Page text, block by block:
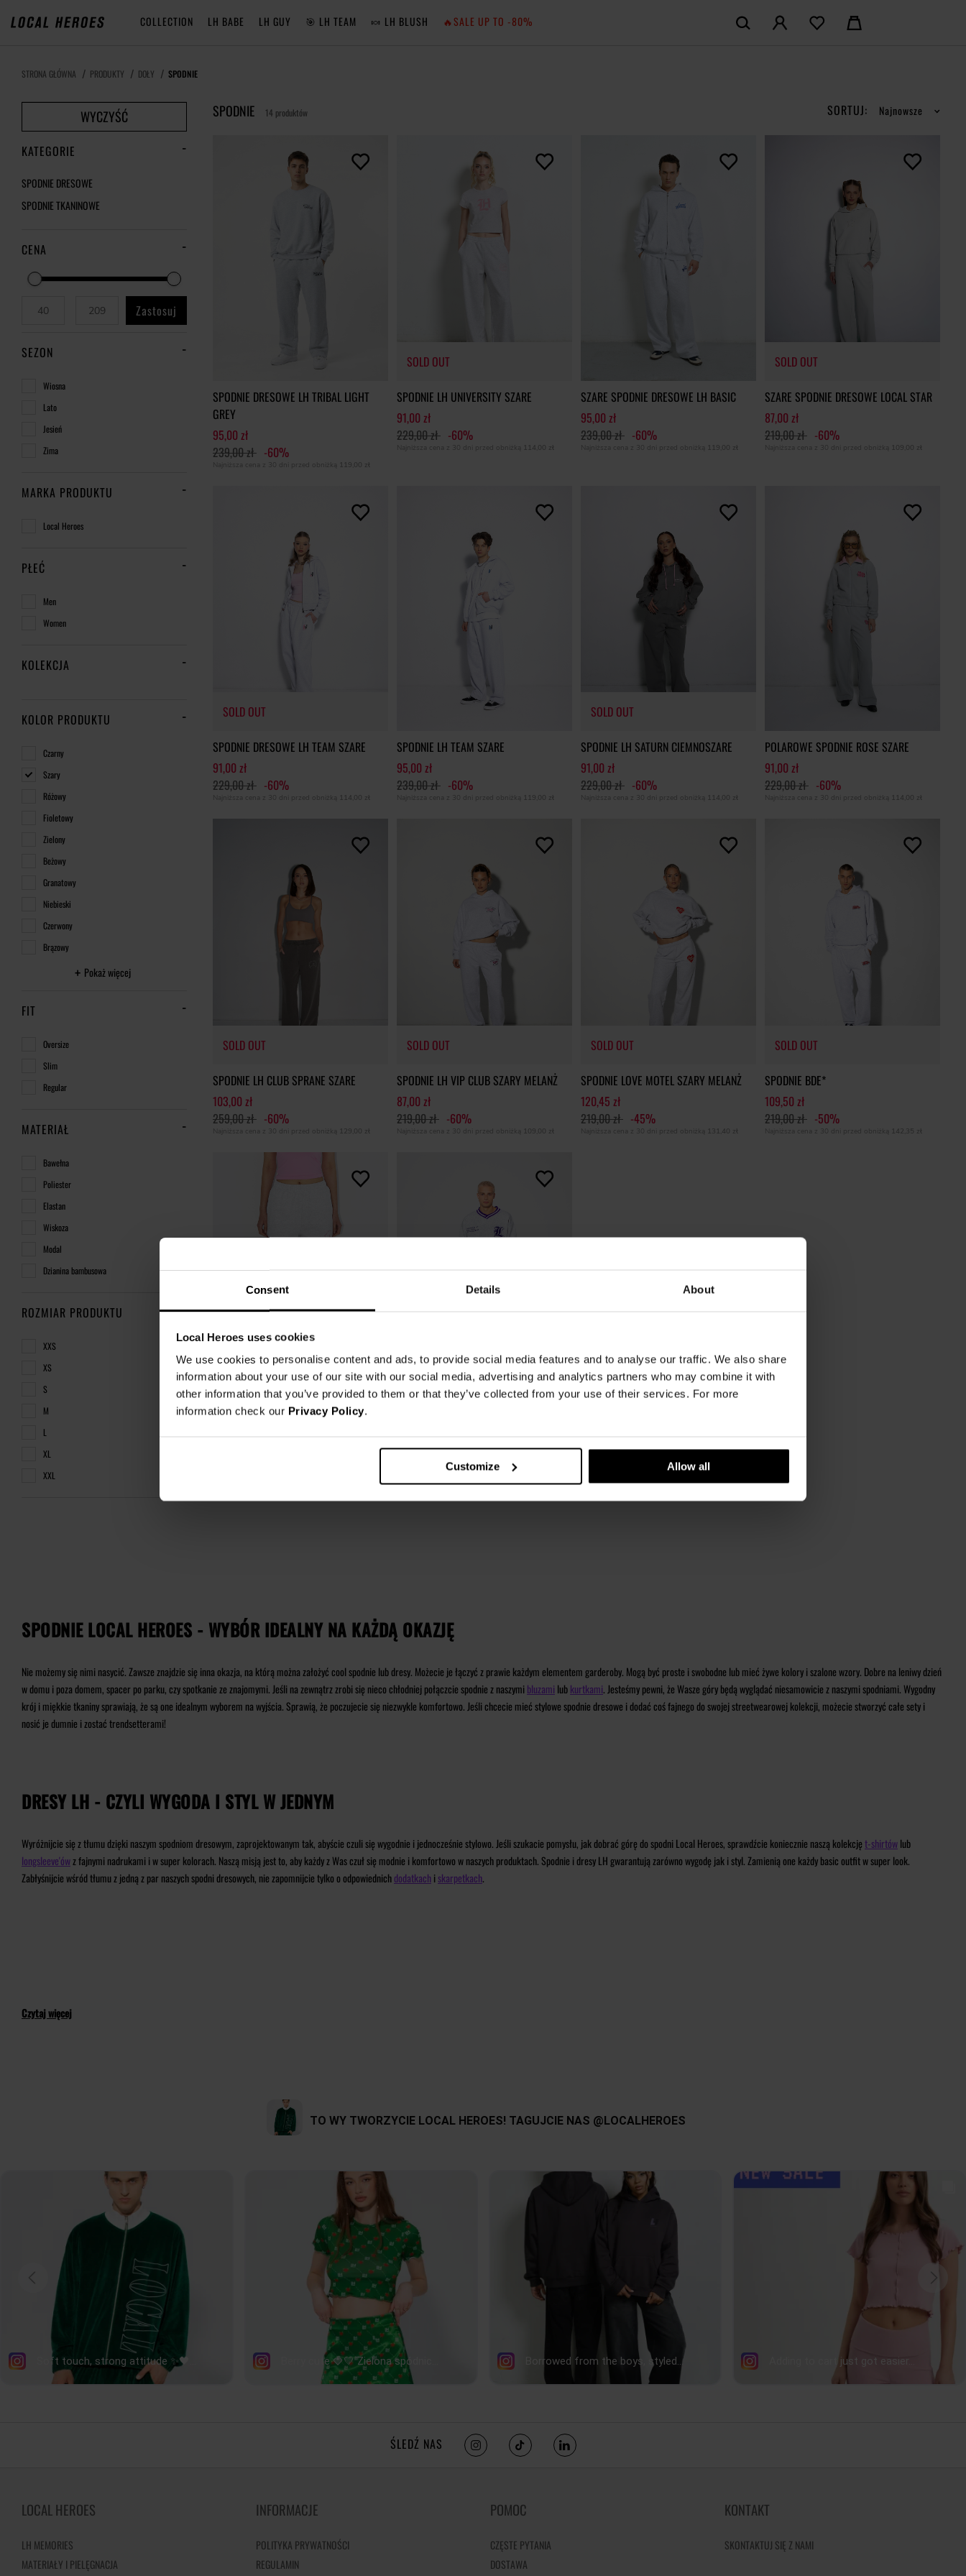
Consent Details About
Local Heroes uses cookies
We use cookies to personalise content and ads, to provide social media features and to analyse our traffic. We also share
information about your use of our site with our social media, advertising and analytics partners who may combine it with
other information that you’ve provided to them or that they’ve collected from your use of their services. For more
information check our Privacy Policy.
Customize Allow all
COLLECTION LH BABE LH GUY 🎯 LH TEAM 🍬 LH BLUSH 🔥SALE UP TO -80%
NIE MAM KONTA
ZAŁÓŻ KONTO
STRONA GŁÓWNA PRODUKTY DOŁY SPODNIE
WYCZYŚĆ
KATEGORIE
SPODNIE DRESOWE
SPODNIE TKANINOWE
CENA
Zastosuj
SEZON
Wiosna
Lato
Jesień
Zima
MARKA PRODUKTU
Local Heroes
PŁEĆ
Men
Women
KOLEKCJA
KOLOR PRODUKTU
Czarny
Szary
Różowy
Fioletowy
Zielony
Beżowy
Granatowy
Niebieski
Czerwony
Brązowy
Pokaż więcej
FIT
Oversize
Slim
Regular
MATERIAŁ
Bawełna
Poliester
Elastan
Wiskoza
Modal
Dzianina bambusowa
ROZMIAR PRODUKTU
XXS
XS
S
M
L
XL
XXL
SPODNIE 14 produktów SORTUJ: Najnowsze
SPODNIE DRESOWE LH TRIBAL LIGHT
GREY
95,00 zł
239,00 zł -60%
Najniższa cena z 30 dni przed obniżką 119,00 zł
SOLD OUT
SOLD OUT
SPODNIE LH UNIVERSITY SZARE
91,00 zł
229,00 zł -60%
Najniższa cena z 30 dni przed obniżką 114,00 zł
SZARE SPODNIE DRESOWE LH BASIC
95,00 zł
239,00 zł -60%
Najniższa cena z 30 dni przed obniżką 119,00 zł
SOLD OUT
SOLD OUT
SZARE SPODNIE DRESOWE LOCAL STAR
87,00 zł
219,00 zł -60%
Najniższa cena z 30 dni przed obniżką 109,00 zł
SOLD OUT
SOLD OUT
SPODNIE DRESOWE LH TEAM SZARE
91,00 zł
229,00 zł -60%
Najniższa cena z 30 dni przed obniżką 114,00 zł
SPODNIE LH TEAM SZARE
95,00 zł
239,00 zł -60%
Najniższa cena z 30 dni przed obniżką 119,00 zł
SOLD OUT
SOLD OUT
SPODNIE LH SATURN CIEMNOSZARE
91,00 zł
229,00 zł -60%
Najniższa cena z 30 dni przed obniżką 114,00 zł
POLAROWE SPODNIE ROSE SZARE
91,00 zł
229,00 zł -60%
Najniższa cena z 30 dni przed obniżką 114,00 zł
SOLD OUT
SPODNIE LH CLUB SPRANE SZARE
103,00 zł
259,00 zł -60%
Najniższa cena z 30 dni przed obniżką 129,00 zł
SOLD OUT
SOLD OUT
SPODNIE LH VIP CLUB SZARY MELANŻ
87,00 zł
219,00 zł -60%
Najniższa cena z 30 dni przed obniżką 109,00 zł
SOLD OUT
SOLD OUT
SPODNIE LOVE MOTEL SZARY MELANŻ
120,45 zł
219,00 zł -45%
Najniższa cena z 30 dni przed obniżką 131,40 zł
SOLD OUT
SOLD OUT
SPODNIE BDE*
109,50 zł
219,00 zł -50%
Najniższa cena z 30 dni przed obniżką 142,35 zł
SOLD OUT
SPODNIE LH CLUB SZARY MELANŻ
249,00 zł -77%
Najniższa cena z 30 dni przed obniżką
SPODNIE LOCAL HEROES - WYBÓR IDEALNY NA KAŻDĄ OKAZJĘ
Nie możemy się nimi nasycić. Zawsze znajdzie się inna okazja, na którą można założyć cool spodnie lub dresy. Możecie je łączyć z prawie każdym elementem garderoby. Mogą być proste i swobodne lub mieć żywe kolory i szalone wzory. Dobre na leniwy dzień
w domu i poza domem, spacer po parku, czy spotkanie ze znajomymi. Jeśli na zewnątrz zrobi się nieco chłodniej połączcie spodnie z naszymi bluzami lubkurtkami. Jesteśmy pewni, że Wasze góry będą wyglądać niesamowicie z naszymi spodniami. Wygodny
krój i miękkie tkaniny sprawiają, że są one idealnym wyborem na wyjścia. Sprawią, że poczujecie się niezwykle komfortowo. Jeśli chcecie mieć stylowe spodnie dresowe i dodać coś fajnego do swojej streetwearowej kolekcji, możecie stworzyć całe sety i
nosić je dumnie i zostać trendsetterami!
DRESY LH - CZYLI WYGODA I STYL W JEDNYM
Wyróżnijcie się z tłumu dzięki naszym spodniom dresowym, zaprojektowanym tak, abyście czuli się wygodnie i jednocześnie stylowo. Jeśli szukacie pomysłu, jak dobrać górę do spodni Local Heroes, sprawdźcie koniecznie naszą kolekcjęt-shirtówlub
longsleeve'ówz fajnymi nadrukami i w super kolorach. Naszą misją jest to, aby każdy z Was czuł się modnie i komfortowo w naszych produktach. Spodnie i dresy LH gwarantują zarówno wygodę jak i styl. Zamienią one każdy basic outfit w super look.
Zabłyśnijcie wśród tłumu z jedną z par naszych spodni dresowych, nie zapomnijcie tylko o odpowiednichdodatkachiskarpetkach.
Czytaj więcej
ŚLEDŹ NAS
LOCAL HEROES
LH MEMORIES
MATERIAŁY I PIELĘGNACJA
INFORMACJE
POLITYKA PRYWATNOŚCI
REGULAMIN
POMOC
CZĘSTE PYTANIA
DOSTAWA
KONTAKT
SKONTAKTUJ SIĘ Z NAMI